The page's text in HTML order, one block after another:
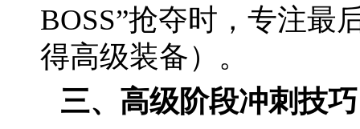
BOSS”抢夺时，专注最
得高级装备）。
三、高级阶段冲刺技